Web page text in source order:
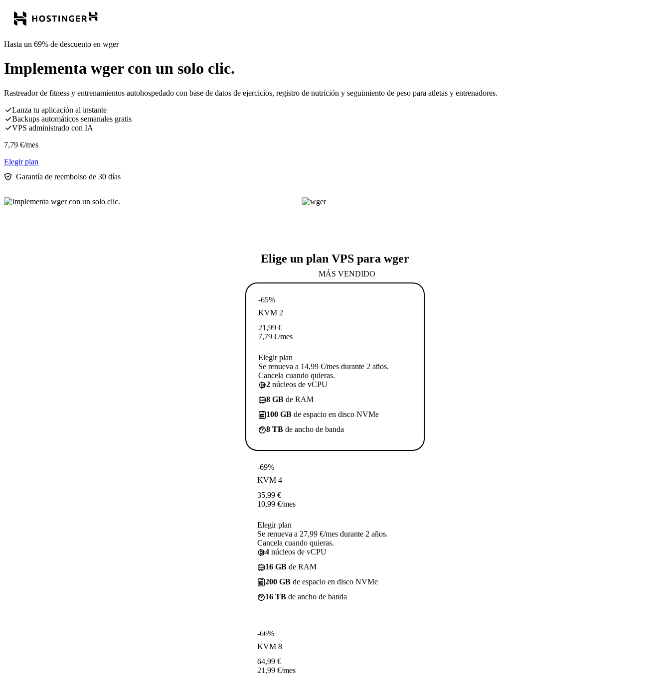
Hasta un 69% de descuento en wger
Implementa wger con un solo clic.
Rastreador de fitness y entrenamientos autohospedado con base de datos de ejercicios, registro de nutrición y seguimiento de peso para atletas y entrenadores.
Lanza tu aplicación al instante
Backups automáticos semanales gratis
VPS administrado con IA
7,79 €/mes
Elegir plan
Garantía de reembolso de 30 días
Elige un plan VPS para wger
MÁS VENDIDO
-65%
KVM 2
21,99 €
7,79 €/mes
Elegir plan
Se renueva a 14,99 €/mes durante 2 años.
Cancela cuando quieras.
2 núcleos de vCPU
8 GB de RAM
100 GB de espacio en disco NVMe
8 TB de ancho de banda
-69%
KVM 4
35,99 €
10,99 €/mes
Elegir plan
Se renueva a 27,99 €/mes durante 2 años.
Cancela cuando quieras.
4 núcleos de vCPU
16 GB de RAM
200 GB de espacio en disco NVMe
16 TB de ancho de banda
-66%
KVM 8
64,99 €
21,99 €/mes